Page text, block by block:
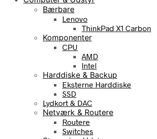
Bærbare
Lenovo
ThinkPad X1 Carbon
Komponenter
CPU
AMD
Intel
Harddiske & Backup
Eksterne Harddiske
SSD
Lydkort & DAC
Netværk & Routere
Routere
Switches